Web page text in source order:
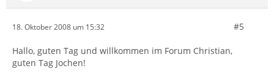
18. Oktober 2008 um 15:32 #5
Hallo, guten Tag und willkommen im Forum Christian,
guten Tag Jochen!